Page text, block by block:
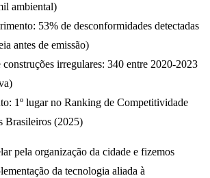
ambiental)
53% de desconformidades detectadas
antes de emissão)
irregulares: 340 entre 2020-2023
1º lugar no Ranking de Competitividade
Brasileiros (2025)
pela organização da cidade e fizemos
da tecnologia aliada à